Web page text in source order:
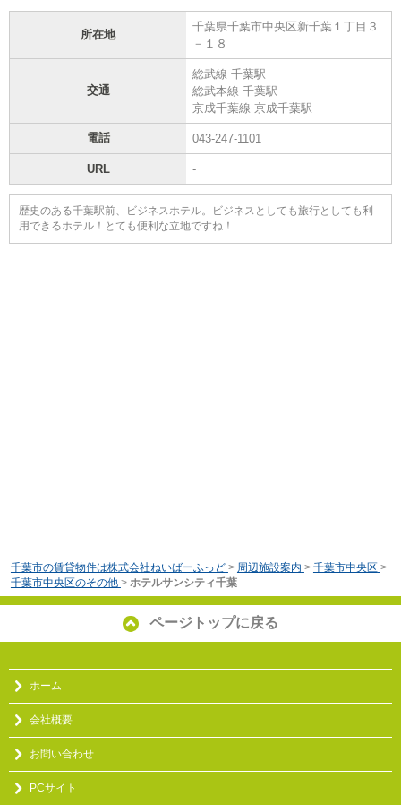
所在地
千葉県千葉市中央区新千葉１丁目３
－１８
交通
総武線 千葉駅
総武本線 千葉駅
京成千葉線 京成千葉駅
電話 043-247-1101
URL -
歴史のある千葉駅前、ビジネスホテル。ビジネスとしても旅行としても利
用できるホテル！とても便利な立地ですね！
千葉市の賃貸物件は株式会社ねいばーふっど > 周辺施設案内 > 千葉市中央区 >
千葉市中央区のその他 > ホテルサンシティ千葉
ページトップに戻る
ホーム
会社概要
お問い合わせ
PCサイト